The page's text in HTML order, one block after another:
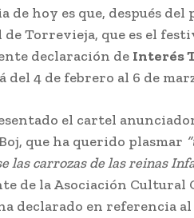
de hoy es que, después del
de Torrevieja, que es el
declaración de Interés
del 4 de febrero al 6 de
el cartel
que ha querido plasmar
las carrozas de las reinas
de la Asociación Cultural
declarado en referencia